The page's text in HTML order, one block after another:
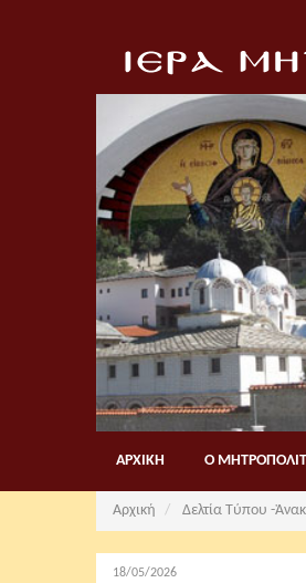
ΑΡΧΙΚΗ Ο
Αρχική Δελτία Τύπου -
18/05/2026